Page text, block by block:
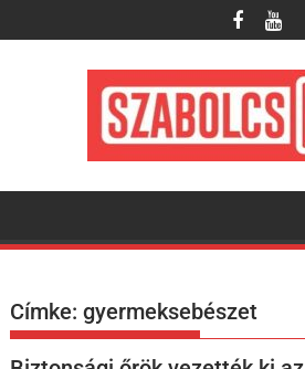
to
Címke:gyermeksebészet